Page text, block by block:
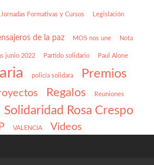
Jornadas Formativas y Cursos Legislación
de la paz MOS nos une Nota
junio 2022 Partido solidario Paul Alone
policía solidara Premios
Regalos Reuniones
Solidaridad Rosa Crespo
VALENCIA Videos